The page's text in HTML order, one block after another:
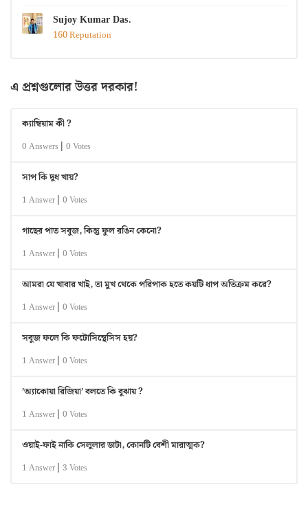
Sujoy Kumar Das.
160 Reputation
এ প্রশ্নগুলোর উত্তর দরকার!
ক্যাম্বিয়াম কী ?
0 Answers | 0 Votes
সাপ কি দুধ খায়?
1 Answer | 0 Votes
গাছের পাত সবুজ, কিন্তু ফুল রঙিন কেনো?
1 Answer | 0 Votes
আমরা যে খাবার খাই, তা মুখ থেকে পরিপাক হতে কয়টি ধাপ অতিক্রম করে?
1 Answer | 0 Votes
সবুজ ফলে কি ফটোসিন্থেসিস হয়?
1 Answer | 0 Votes
’অ্যাকোয়া রিজিয়া’ বলতে কি বুঝায় ?
1 Answer | 0 Votes
ওয়াই-ফাই নাকি সেলুলার ডাটা, কোনটি বেশী মারাত্মক?
1 Answer | 3 Votes